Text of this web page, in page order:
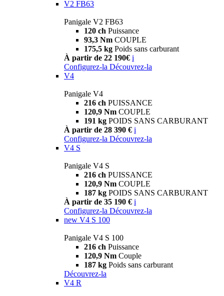
V2 FB63
Panigale V2 FB63
120 ch Puissance
93,3 Nm COUPLE
175,5 kg Poids sans carburant
À partir de 22 190€ i
Configurez-la Découvrez-la
V4
Panigale V4
216 ch PUISSANCE
120,9 Nm COUPLE
191 kg POIDS SANS CARBURANT
À partir de 28 390 € i
Configurez-la Découvrez-la
V4 S
Panigale V4 S
216 ch PUISSANCE
120,9 Nm COUPLE
187 kg POIDS SANS CARBURANT
À partir de 35 190 € i
Configurez-la Découvrez-la
new V4 S 100
Panigale V4 S 100
216 ch Puissance
120,9 Nm Couple
187 kg Poids sans carburant
Découvrez-la
V4 R